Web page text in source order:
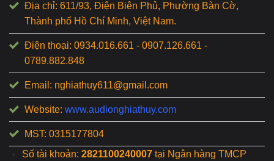
Địa chỉ: 611/93, Điện Biên Phủ, Phường Bàn Cờ,
Thành phố Hồ Chí Minh, Việt Nam.
Điện thoại: 0934.016.661 - 0907.126.661 -
0789.882.848
Email: nghiathuy611@gmail.com
Website: www.audionghiathuy.com
MST: 0315177804
Số tài khoản: 2821100240007tại Ngân hàng TMCP